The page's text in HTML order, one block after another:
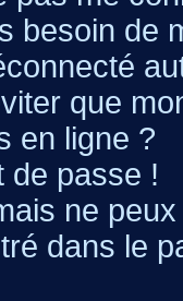
besoin de
que
en ligne ?
de passe !
ne
dans le